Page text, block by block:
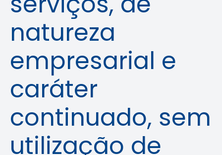
natureza
empresarial e
caráter
continuado, sem
utilização de